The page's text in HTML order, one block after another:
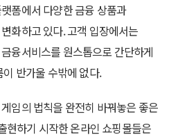
폼에서 다양한 금융 상품과
화하고 있다. 고객 입장에서는
융서비스를 원스톱으로 간단하게
반가울 수밖에 없다.
임의 법칙을 완전히 바꿔놓은 좋은
현하기 시작한 온라인 쇼핑몰들은